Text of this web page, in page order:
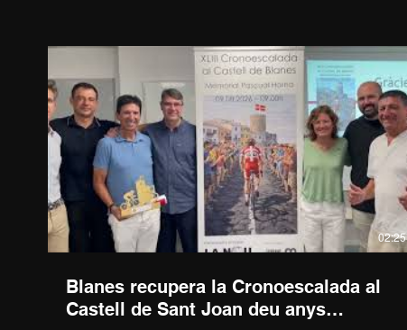
02:25
Blanes recupera la Cronoescalada al
Castell de Sant Joan deu anys